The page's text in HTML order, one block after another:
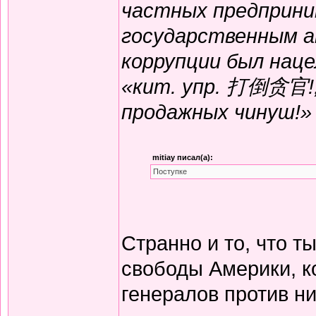
частных
государственным
коррупции был
«кит. упр. 打倒贪
продажных чинуш!»
mitiay писал(а):
Поступке
Странно и то, что
свободы Америки,
генералов против